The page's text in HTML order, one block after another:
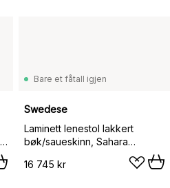
Bare et fåtall igjen
Swedese
Laminett lenestol lakkert
bøk/saueskinn, Sahara
16 745 kr